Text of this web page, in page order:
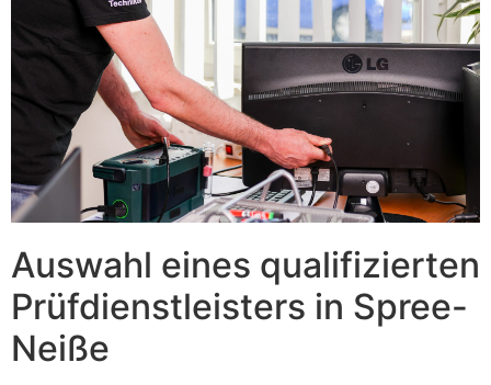
Auswahl eines qualifizierten
Prüfdienstleisters in Spree-
Neiße